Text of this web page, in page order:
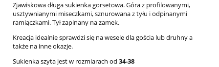
Zjawiskowa długa sukienka gorsetowa. Góra z profilowanymi,
usztywnianymi miseczkami, sznurowana z tyłu i odpinanymi
ramiączkami. Tył zapinany na zamek.
Kreacja idealnie sprawdzi się na wesele dla gościa lub druhny a
także na inne okazje.
Sukienka szyta jest w rozmiarach od 34-38